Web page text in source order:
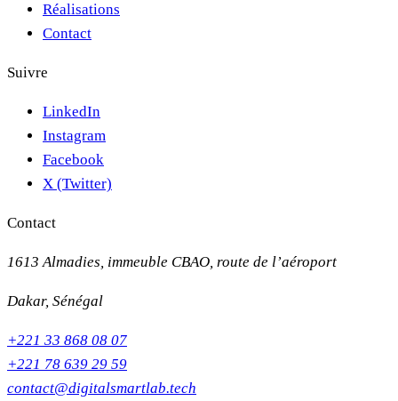
Réalisations
Contact
Suivre
LinkedIn
Instagram
Facebook
X (Twitter)
Contact
1613 Almadies, immeuble CBAO, route de l’aéroport
Dakar, Sénégal
+221 33 868 08 07
+221 78 639 29 59
contact@digitalsmartlab.tech